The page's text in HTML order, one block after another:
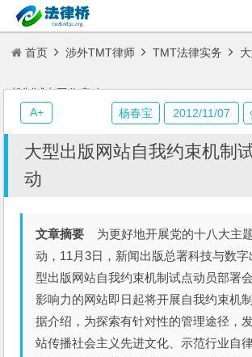
首页 涉外TMT律师 TMT法律实务
机制试点工作启动
大型出版网站自我约束机制
动
文章摘要 为更好地开展党的十八大主
动，11月3日，新闻出版总署科技与数
型出版网站自我约束机制试点动员部署
影响力的网站即日起将开展自我约束机
据介绍，为探索有针对性的管理途径，
站传播社会主义先进文化、示范行业自
杨春宝 2012/11/07
A+